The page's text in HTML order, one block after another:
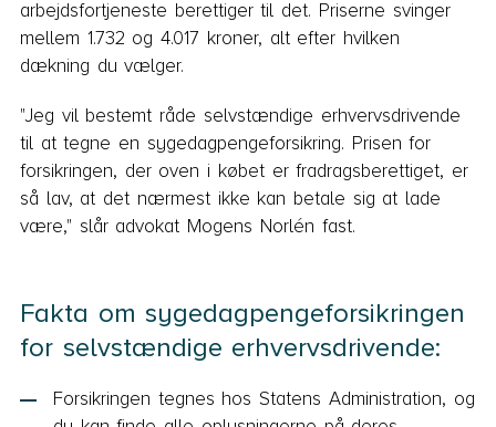
arbejdsfortjeneste berettiger til det. Priserne svinger
mellem 1.732 og 4.017 kroner, alt efter hvilken
dækning du vælger.
"Jeg vil bestemt råde selvstændige erhvervsdrivende
til at tegne en sygedagpengeforsikring. Prisen for
forsikringen, der oven i købet er fradragsberettiget, er
så lav, at det nærmest ikke kan betale sig at lade
være," slår advokat Mogens Norlén fast.
Fakta om sygedagpengeforsikringen
for selvstændige erhvervsdrivende:
Forsikringen tegnes hos Statens Administration, og